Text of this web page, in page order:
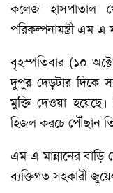
কলেজ হাসপাতাল
পরিকল্পনামন্ত্রী এম এ
বৃহস্পতিবার (১০
দুপুর দেড়টার দিকে
মুক্তি দেওয়া
হিজল করচে পৌঁছান
এম এ মান্নানের বাড়ি
ব্যক্তিগত সহকারী